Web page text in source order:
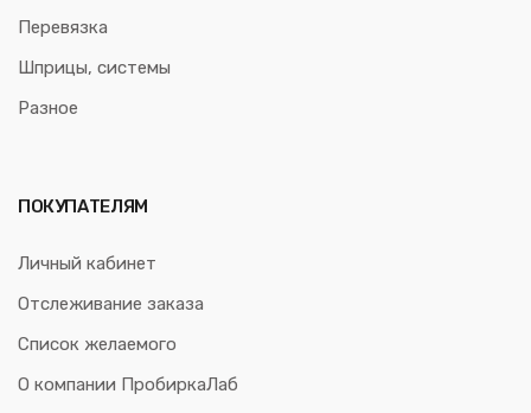
Перевязка
Шприцы, системы
Разное
ПОКУПАТЕЛЯМ
Личный кабинет
Отслеживание заказа
Список желаемого
О компании ПробиркаЛаб